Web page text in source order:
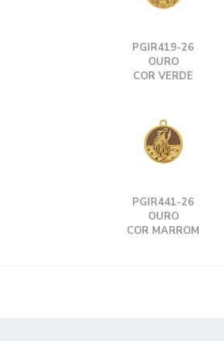
PGIR419-26
OURO
COR VERDE
PGIR441-26
OURO
COR MARROM